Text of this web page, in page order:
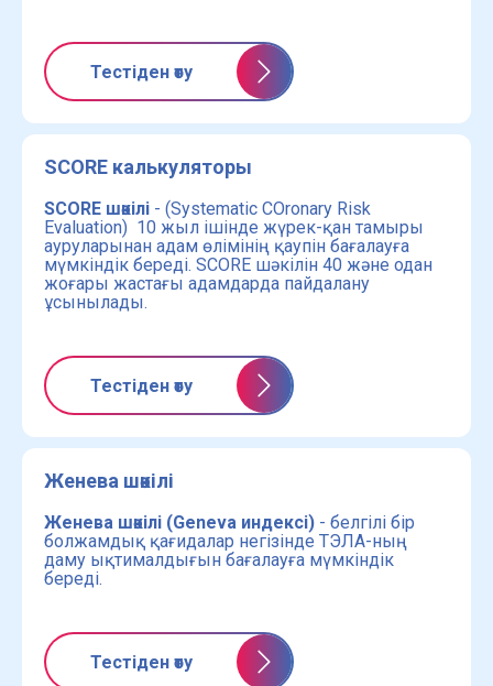
Тестіден өту
SCORE калькуляторы
SCORE шәкілі - (Systematic COronary Risk
Evaluation) 10 жыл ішінде жүрек-қан тамыры
ауруларынан адам өлімінің қаупін бағалауға
мүмкіндік береді. SCORE шәкілін 40 және одан
жоғары жастағы адамдарда пайдалану
ұсынылады.
Тестіден өту
Женева шәкілі
Женева шәкілі (Geneva индексі) - белгілі бір
болжамдық қағидалар негізінде ТЭЛА-ның
даму ықтималдығын бағалауға мүмкіндік
береді.
Тестіден өту